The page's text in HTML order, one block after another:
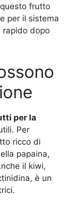
frutto
per il sistema
rapido dopo
per la
Per
ricco di
papaina,
il kiwi,
è un